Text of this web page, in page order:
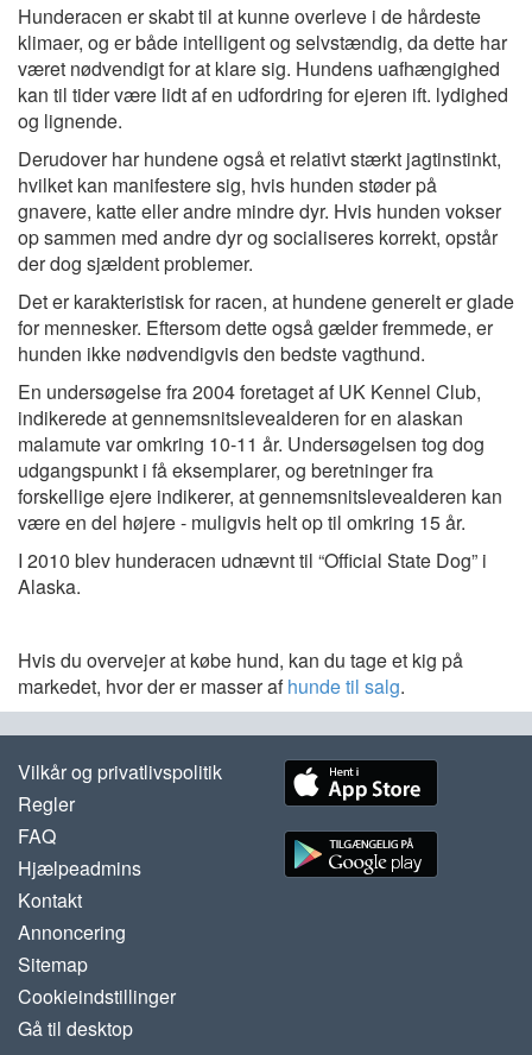
Hunderacen er skabt til at kunne overleve i de hårdeste
klimaer, og er både intelligent og selvstændig, da dette har
været nødvendigt for at klare sig. Hundens uafhængighed
kan til tider være lidt af en udfordring for ejeren ift. lydighed
og lignende.
Derudover har hundene også et relativt stærkt jagtinstinkt,
hvilket kan manifestere sig, hvis hunden støder på
gnavere, katte eller andre mindre dyr. Hvis hunden vokser
op sammen med andre dyr og socialiseres korrekt, opstår
der dog sjældent problemer.
Det er karakteristisk for racen, at hundene generelt er glade
for mennesker. Eftersom dette også gælder fremmede, er
hunden ikke nødvendigvis den bedste vagthund.
En undersøgelse fra 2004 foretaget af UK Kennel Club,
indikerede at gennemsnitslevealderen for en alaskan
malamute var omkring 10-11 år. Undersøgelsen tog dog
udgangspunkt i få eksemplarer, og beretninger fra
forskellige ejere indikerer, at gennemsnitslevealderen kan
være en del højere - muligvis helt op til omkring 15 år.
I 2010 blev hunderacen udnævnt til “Official State Dog” i
Alaska.
Hvis du overvejer at købe hund, kan du tage et kig på
markedet, hvor der er masser afhunde til salg.
Vilkår og privatlivspolitik
Regler
FAQ
Hjælpeadmins
Kontakt
Annoncering
Sitemap
Cookieindstillinger
Gå til desktop